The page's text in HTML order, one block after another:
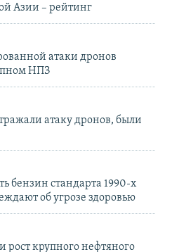
Азии – рейтинг
атаки дронов
НПЗ
атаку дронов, были
бензин стандарта 1990-х
об угрозе здоровью
крупного нефтяного